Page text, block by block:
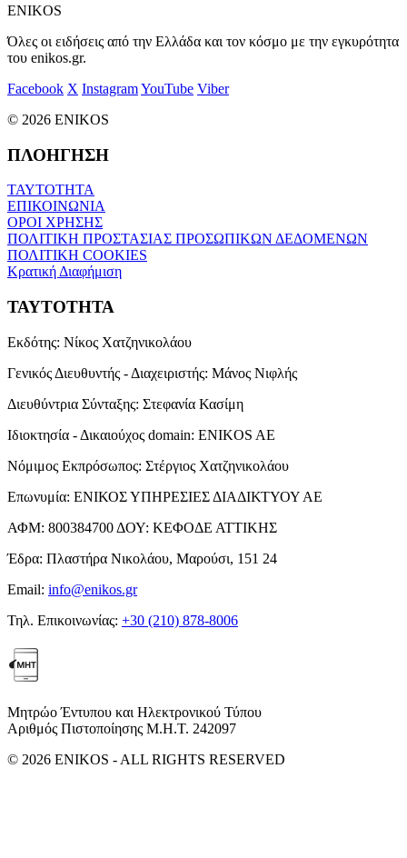
ENIKOS
Όλες οι ειδήσεις από την Ελλάδα και τον κόσμο με την εγκυρότητα
του enikos.gr.
Facebook X InstagramYouTube Viber
© 2026 ENIKOS
ΠΛΟΗΓΗΣΗ
ΤΑΥΤΟΤΗΤΑ
ΕΠΙΚΟΙΝΩΝΙΑ
ΟΡΟΙ ΧΡΗΣΗΣ
ΠΟΛΙΤΙΚΗ ΠΡΟΣΤΑΣΙΑΣ ΠΡΟΣΩΠΙΚΩΝ ΔΕΔΟΜΕΝΩΝ
ΠΟΛΙΤΙΚΗ COOKIES
Κρατική Διαφήμιση
ΤΑΥΤΟΤΗΤΑ
Εκδότης: Νίκος Χατζηνικολάου
Γενικός Διευθυντής - Διαχειριστής: Μάνος Νιφλής
Διευθύντρια Σύνταξης: Στεφανία Κασίμη
Ιδιοκτησία - Δικαιούχος domain: ENIKOS AE
Νόμιμος Εκπρόσωπος: Στέργιος Χατζηνικολάου
Επωνυμία: ΕΝΙΚΟΣ ΥΠΗΡΕΣΙΕΣ ΔΙΑΔΙΚΤΥΟΥ ΑΕ
ΑΦΜ: 800384700 ΔΟΥ: ΚΕΦΟΔΕ ΑΤΤΙΚΗΣ
Έδρα: Πλαστήρα Νικολάου, Μαρούσι, 151 24
Email: info@enikos.gr
Τηλ. Επικοινωνίας: +30 (210) 878-8006
Μητρώο Έντυπου και Ηλεκτρονικού Τύπου
Αριθμός Πιστοποίησης Μ.Η.Τ. 242097
© 2026 ENIKOS - ALL RIGHTS RESERVED